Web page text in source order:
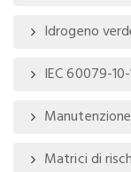
Idrogeno
IEC 60079-
Manutenzione
Matrici di